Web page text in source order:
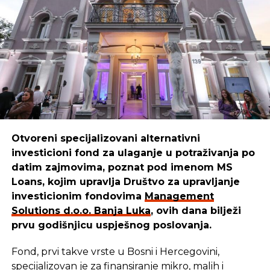
NE PROPUSTITE
Počela isplata invalidnina i boračkog dodatka
u RS
efikasnosti.”
Boškoističe:
“Mi smo sredstva iskoristili da kreiramo,
unaprijedimo i pustimo u izdavaštvo udžbenike za
djecu, prilagođene raznim uzrastima. Danas naši
udžbenici pomažu mnogim mališanima da lakše
uče i odrastaju.”
REKLAMA
Cilj u Management Solutions -u ostaje isti: da
budemo pouzdan partner onima koji stvaraju,
razvijaju i unaprjeđuju našu zajednicu. Zato
Otvoreni specijalizovani alternativni
investicioni fond za ulaganje u potraživanja po
datim zajmovima, poznat pod imenom MS
Loans, kojim upravlja Društvo za upravljanje
investicionim fondovima Management
Solutions d.o.o. Banja Luka, ovih dana bilježi
prvu godišnjicu uspješnog poslovanja.
Fond, prvi takve vrste u Bosni i Hercegovini,
specijalizovan je za finansiranje mikro, malih i